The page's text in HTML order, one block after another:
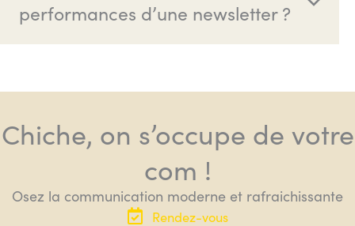
performances d’une newsletter ?
Chiche, on s’occupe de votre
com !
Osez la communication moderne et rafraichissante
Rendez-vous